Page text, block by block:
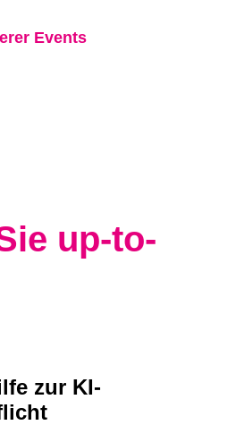
Events
up-to-
zur KI-